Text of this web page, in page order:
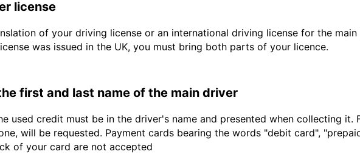
license
of your driving license or an international driving license for the
was issued in the UK, you must bring both parts of your licence.
first and last name of the main driver
used credit must be in the driver's name and presented when collecting it.
will be requested. Payment cards bearing the words "debit card",
of your card are not accepted